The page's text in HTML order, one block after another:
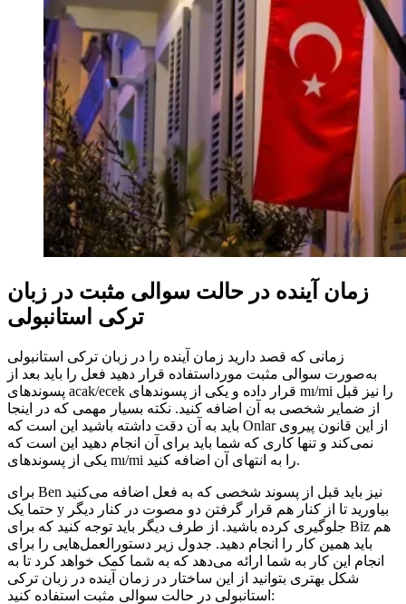
زمان آینده در حالت سوالی مثبت در زبان
ترکی استانبولی
زمانی که قصد دارید زمان آینده را در زبان ترکی استانبولی
به‌صورت سوالی مثبت مورداستفاده قرار دهید فعل را باید بعد از
پسوندهای acak/ecek قرار داده و یکی از پسوندهای mı/mi را نیز قبل
از ضمایر شخصی به آن اضافه کنید. نکته بسیار مهمی که در اینجا
باید به آن دقت داشته باشید این است که Onlar از این قانون پیروی
نمی‌کند و تنها کاری که شما باید برای آن انجام دهید این است که
یکی از پسوندهای mı/mi را به انتهای آن اضافه کنید.
برای Ben نیز باید قبل از پسوند شخصی که به فعل اضافه می‌کنید
حتما یک y بیاورید تا از کنار هم قرار گرفتن دو مصوت در کنار دیگر
جلوگیری کرده باشید. از طرف دیگر باید توجه کنید که برای Biz هم
باید همین کار را انجام دهید. جدول زیر دستورالعمل‌هایی را برای
انجام این کار به شما ارائه می‌دهد که به شما کمک خواهد کرد تا به
شکل بهتری بتوانید از این ساختار در زمان آینده در زبان ترکی
استانبولی در حالت سوالی مثبت استفاده کنید: